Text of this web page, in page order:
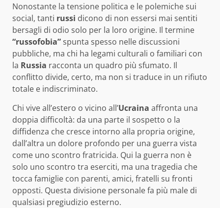
Nonostante la tensione politica e le polemiche sui
social, tanti russi dicono di non essersi mai sentiti
bersagli di odio solo per la loro origine. Il termine
“russofobia”spunta spesso nelle discussioni
pubbliche, ma chi ha legami culturali o familiari con
la Russia racconta un quadro più sfumato. Il
conflitto divide, certo, ma non si traduce in un rifiuto
totale e indiscriminato.
Chi vive all’estero o vicino all’Ucraina affronta una
doppia difficoltà: da una parte il sospetto o la
diffidenza che cresce intorno alla propria origine,
dall’altra un dolore profondo per una guerra vista
come uno scontro fratricida. Qui la guerra non è
solo uno scontro tra eserciti, ma una tragedia che
tocca famiglie con parenti, amici, fratelli su fronti
opposti. Questa divisione personale fa più male di
qualsiasi pregiudizio esterno.